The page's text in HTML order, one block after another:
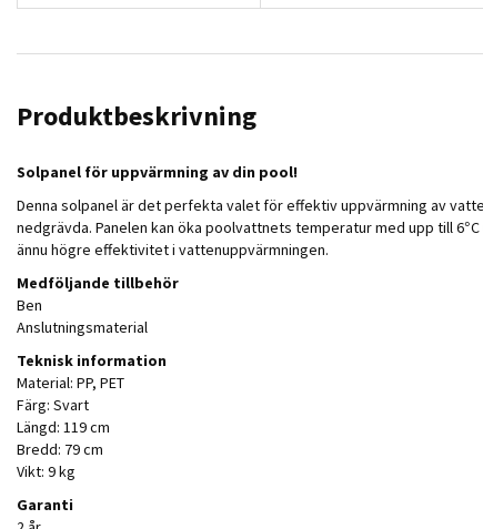
Produktbeskrivning
Solpanel för uppvärmning av din pool!
Denna solpanel är det perfekta valet för effektiv uppvärmning av
nedgrävda. Panelen kan öka poolvattnets temperatur med upp till
ännu högre effektivitet i vattenuppvärmningen.
Medföljande tillbehör
Ben
Anslutningsmaterial
Teknisk information
Material: PP, PET
Färg: Svart
Längd: 119 cm
Bredd: 79 cm
Vikt: 9 kg
Garanti